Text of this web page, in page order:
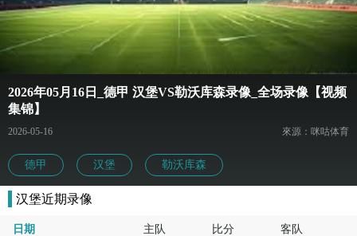
2026年05月16日_德甲 汉堡VS勒沃库森录像_全场录像【视频
集锦】
2026-05-16 來源：咪咕体育
德甲 汉堡 勒沃库森
汉堡近期录像
日期 主队 比分 客队